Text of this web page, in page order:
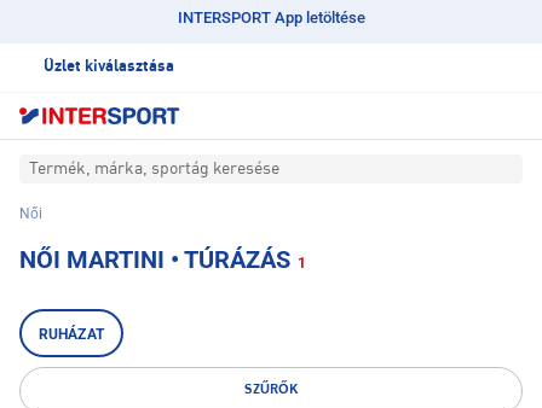
INTERSPORT App letöltése
Üzlet kiválasztása
Termék, márka, sportág keresése
Női
NŐI MARTINI • TÚRÁZÁS 1
RUHÁZAT
SZŰRŐK